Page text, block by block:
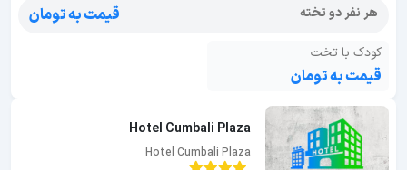
هر نفر دو تخته
قیمت به تومان
کودک با تخت
قیمت به تومان
Hotel Cumbali Plaza
Hotel Cumbali Plaza